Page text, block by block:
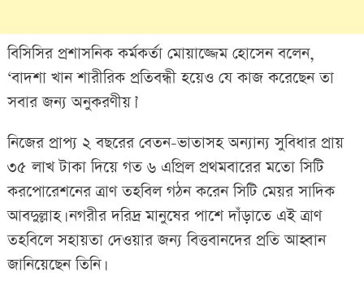
বিসিসির প্রশাসনিক কর্মকর্তা মোয়াজ্জেম হোসেন বলেন,
‘বাদশা খান শারীরিক প্রতিবন্ধী হয়েও যে কাজ করেছেন তা
সবার জন্য অনুকরণীয়।’
নিজের প্রাপ্য ২ বছরের বেতন-ভাতাসহ অন্যান্য সুবিধার প্রায়
৩৫ লাখ টাকা দিয়ে গত ৬ এপ্রিল প্রথমবারের মতো সিটি
করপোরেশনের ত্রাণ তহবিল গঠন করেন সিটি মেয়র সাদিক
আবদুল্লাহ। নগরীর দরিদ্র মানুষের পাশে দাঁড়াতে এই ত্রাণ
তহবিলে সহায়তা দেওয়ার জন্য বিত্তবানদের প্রতি আহ্বান
জানিয়েছেন তিনি।